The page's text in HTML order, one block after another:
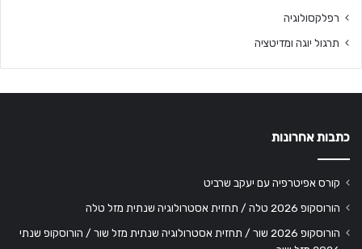
רפלקסולוגיה
תרגול יוגה ומדיטציה
כתבות אחרונות
קורס אפיטרפיה עם יעקב שרביט
הורוסקופ 2026 טלה / תחזית אסטרולוגיה שנתית מזל טלה
הורוסקופ 2026 שור / תחזית אסטרולוגיה שנתית מזל שור / הורוסקופ שנתי